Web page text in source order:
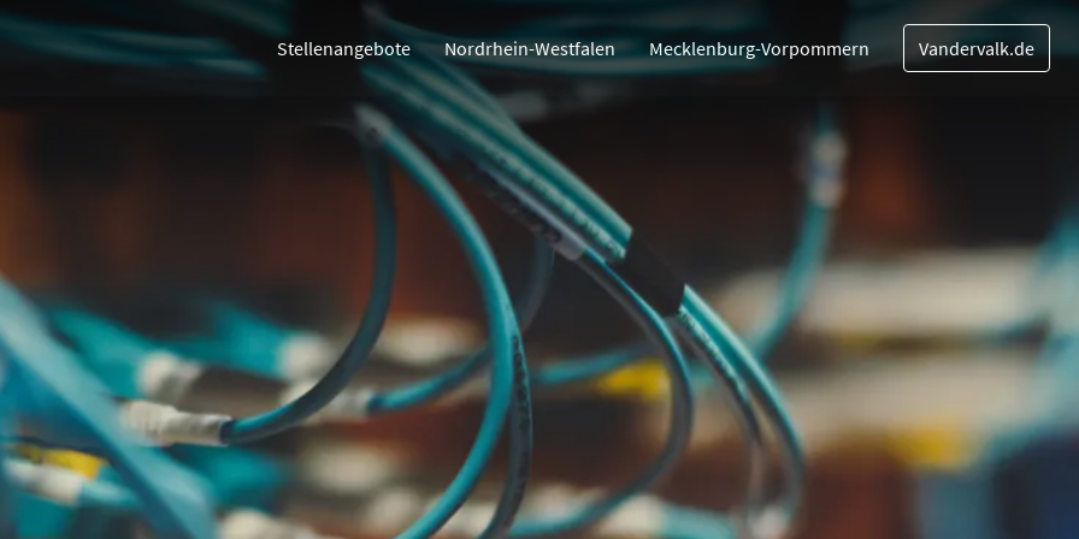
Stellenangebote Nordrhein-Westfalen Mecklenburg-Vorpommern Vandervalk.de